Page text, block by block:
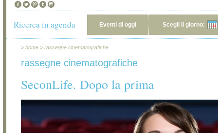
Ricerca in agenda Eventi di oggi Scegli il giorno:
» home » rassegne cinematografiche
rassegne cinematografiche
SeconLife. Dopo la prima